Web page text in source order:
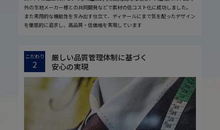
外の生地メーカー様との共同開発などで素材の低コスト化に成功しました。
また実用的な機能性を生み出す仕立て、ディテールにまで気を配ったデザイン
を徹底的に追求し、高品質・低価格を実現しています
こだわり
2
厳しい品質管理体制に基づく
安心の実現